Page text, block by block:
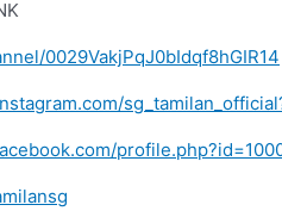
0029VakjPqJ0bIdqf8hGIR14